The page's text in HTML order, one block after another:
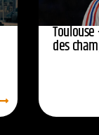
des